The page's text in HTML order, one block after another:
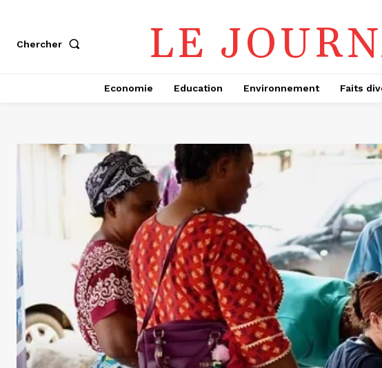
Chercher LE
Economie Education Environnement Faits